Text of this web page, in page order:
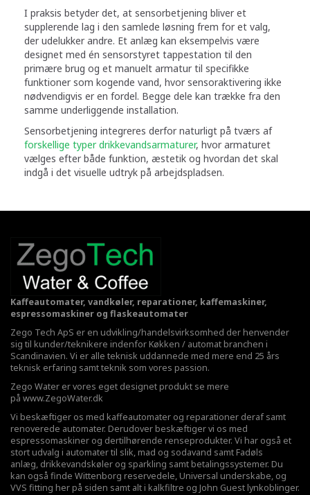
I praksis betyder det, at sensorbetjening bliver et
supplerende lag i den samlede løsning frem for et valg,
der udelukker andre. Et anlæg kan eksempelvis være
designet med én sensorstyret tappestation til den
primære brug og et manuelt armatur til specifikke
funktioner som kogende vand, hvor sensoraktivering ikke
nødvendigvis er en fordel. Begge dele kan trække fra den
samme underliggende installation.
Sensorbetjening integreres derfor naturligt på tværs af
forskellige typer drikkevandsarmaturer, hvor armaturet
vælges efter både funktion, æstetik og hvordan det skal
indgå i det visuelle udtryk på arbejdspladsen.
Kaffeautomater, vandkøler, reparationer, kaffemaskiner,
espressomaskiner og flaskeautomater
Zego Tech ApS er en udvikling/handelsvirksomhed der henvender
sig til kunder/teknikere indenfor Køkken / automat branchen i
Scandinavien. Vi er alle teknisk uddannede med mere end 25 års
teknisk erfaring samt teknik som vores passion.
Zego Water er vores eget designet produkt se mere
på www.ZegoWater.dk
Vi beskæftiger os med kaffeautomater og reparationer deraf samt
renoverede automater. Derudover beskæftiger vi os med
espressomaskiner og dertilhørende renseprodukter. Vi har også et
stort udvalg i automater til slik, mad og sodavand samt Fadøls
anlæg, drikkevandskøler og sparkling samt betalingssystemer. Du
kan også finde Wittenborg reservedele, Universal underskabe, og
VVS fitting her på siden samt alt i kalkfiltre og John Guest lynkoblinger.